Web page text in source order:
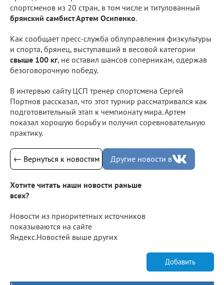
спортсменов из 20 стран, в том числе и титулованный
брянский самбист Артем Осипенко.
Как сообщает пресс-служба облуправления физкультуры
и спорта, брянец, выступавший в весовой категории
свыше 100 кг, не оставил шансов соперникам, одержав
безоговорочную победу.
В интервью сайту ЦСП тренер спортсмена Сергей
Портнов рассказал, что этот турнир рассматривался как
подготовительный этап к чемпионату мира. Артем
показал хорошую борьбу и получил соревновательную
практику.
← Вернуться к новостям Другие новости в
Хотите читать наши новости раньше
всех?
Новости из приоритетных источников
показываются на сайте
Яндекс.Новостей выше других
Добавить